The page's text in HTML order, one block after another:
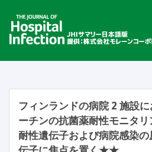
フィンランドの病院 2 施設
ーチンの抗菌薬耐性モニタ
耐性遺伝子および病院感染